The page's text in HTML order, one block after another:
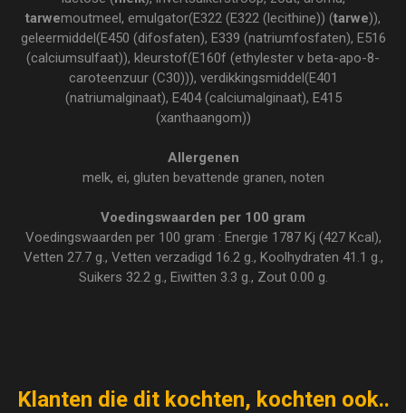
tarwemoutmeel, emulgator(E322 (E322 (lecithine)) (tarwe)),
geleermiddel(E450 (difosfaten), E339 (natriumfosfaten), E516
(calciumsulfaat)), kleurstof(E160f (ethylester v beta-apo-8-
caroteenzuur (C30))), verdikkingsmiddel(E401
(natriumalginaat), E404 (calciumalginaat), E415
(xanthaangom))
Allergenen
melk, ei, gluten bevattende granen, noten
Voedingswaarden per 100 gram
Voedingswaarden per 100 gram : Energie 1787 Kj (427 Kcal),
Vetten 27.7 g., Vetten verzadigd 16.2 g., Koolhydraten 41.1 g.,
Suikers 32.2 g., Eiwitten 3.3 g., Zout 0.00 g.
Klanten die dit kochten, kochten ook..